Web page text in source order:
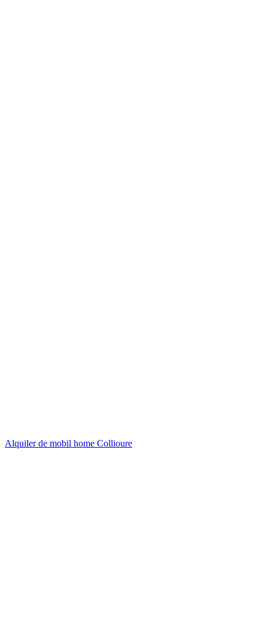
Alquiler de mobil home Collioure